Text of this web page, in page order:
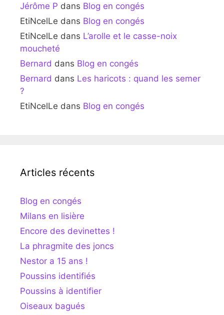
Jérôme P dans Blog en congés
EtiNcelLe dans Blog en congés
EtiNcelLe dans L’arolle et le casse-noix
moucheté
Bernard dans Blog en congés
Bernard dans Les haricots : quand les semer
?
EtiNcelLe dans Blog en congés
Articles récents
Blog en congés
Milans en lisière
Encore des devinettes !
La phragmite des joncs
Nestor a 15 ans !
Poussins identifiés
Poussins à identifier
Oiseaux bagués